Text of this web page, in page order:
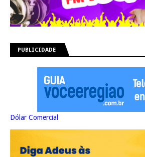
PUBLICIDADE
Dólar Comercial